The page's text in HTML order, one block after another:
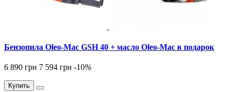
Бензопила Oleo-Mac GSH 40 + масло Oleo-Mac в подарок
6 890 грн 7 594 грн -10%
Купить